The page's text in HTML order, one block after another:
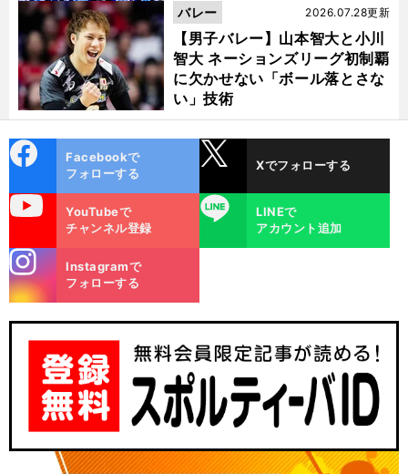
【男子バレー】山本智大と小川
智大 ネーションズリーグ初制覇
に欠かせない「ボール落とさな
い」技術
2026.07.28更新
バレー
ok
Facebookで
フォローする
Xでフォローする
YouTubeで
チャンネル登録
LINE
LINEで
アカウント追加
m
Instagramで
フォローする